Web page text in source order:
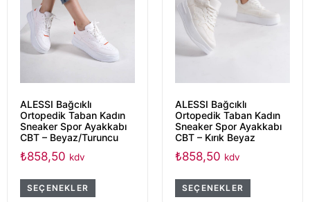
ALESSI Bağcıklı
Ortopedik Taban Kadın
Sneaker Spor Ayakkabı
CBT – Beyaz/Turuncu
₺858,50 kdv
SEÇENEKLER
ALESSI Bağcıklı
Ortopedik Taban Kadın
Sneaker Spor Ayakkabı
CBT – Kırık Beyaz
₺858,50 kdv
SEÇENEKLER